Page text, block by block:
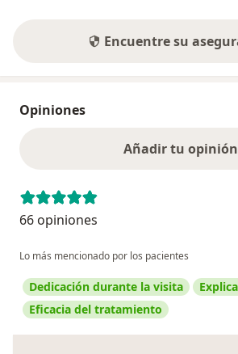
Encuentre su
Opiniones
Añadir tu opinión
66 opiniones
Lo más mencionado por los pacientes
Dedicación durante la visita
Eficacia del tratamiento